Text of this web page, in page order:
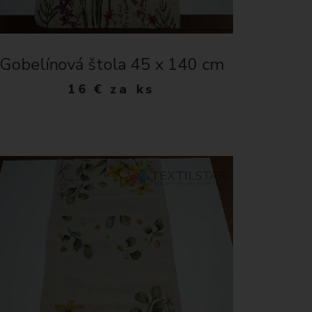
Gobelínová štola 45 x 140 cm
16 € za ks